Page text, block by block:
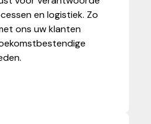
en logistiek. Zo
ons uw klanten